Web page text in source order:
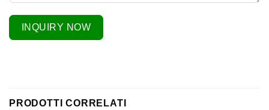
INQUIRY NOW
PRODOTTI CORRELATI